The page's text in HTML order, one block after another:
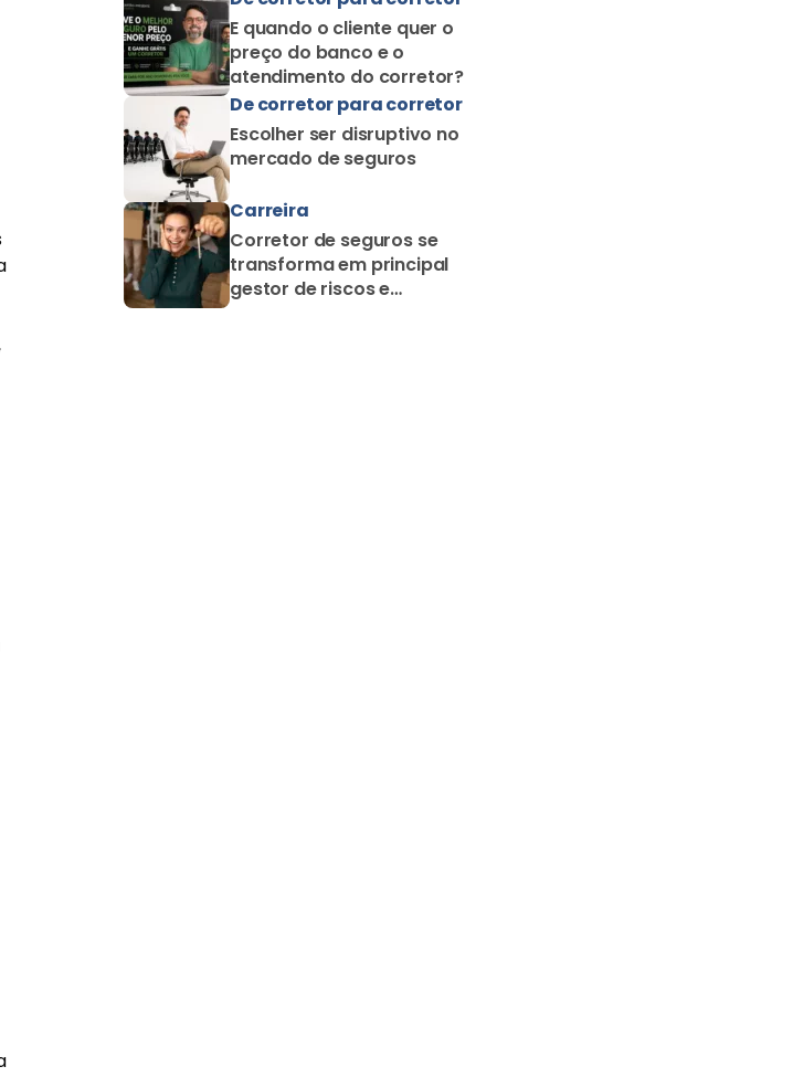
Carreira
Corretor de seguros se
transforma em principal
gestor de riscos e
proteção familiar